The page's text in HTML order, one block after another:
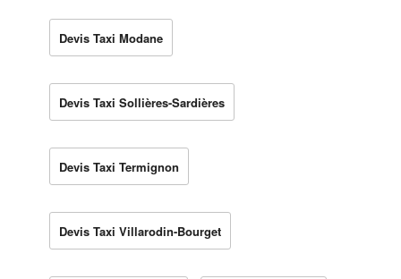
Devis Taxi Modane
Devis Taxi Sollières-Sardières
Devis Taxi Termignon
Devis Taxi Villarodin-Bourget